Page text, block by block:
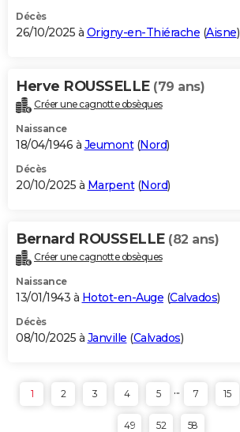
Décès
26/10/2025 à Origny-en-Thiérache (Aisne)
Herve ROUSSELLE (79 ans)
Créer une cagnotte obsèques
Naissance
18/04/1946 à Jeumont(Nord)
Décès
20/10/2025 à Marpent(Nord)
Bernard ROUSSELLE (82 ans)
Créer une cagnotte obsèques
Naissance
13/01/1943 à Hotot-en-Auge (Calvados)
Décès
08/10/2025 à Janville (Calvados)
1 2 3 4 5 ... 7 15
49 52 58